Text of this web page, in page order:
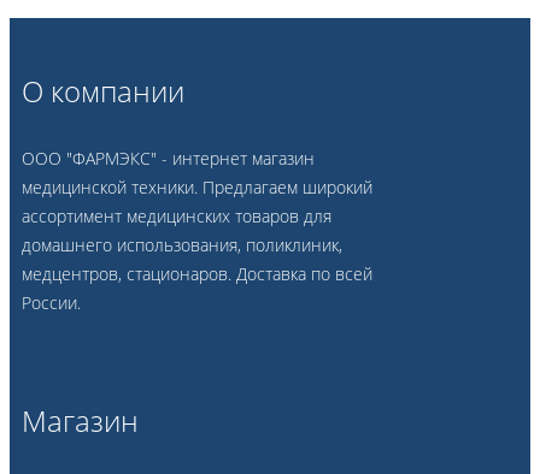
О компании
ООО "ФАРМЭКС" - интернет магазин
медицинской техники. Предлагаем широкий
ассортимент медицинских товаров для
домашнего использования, поликлиник,
медцентров, стационаров. Доставка по всей
России.
Магазин